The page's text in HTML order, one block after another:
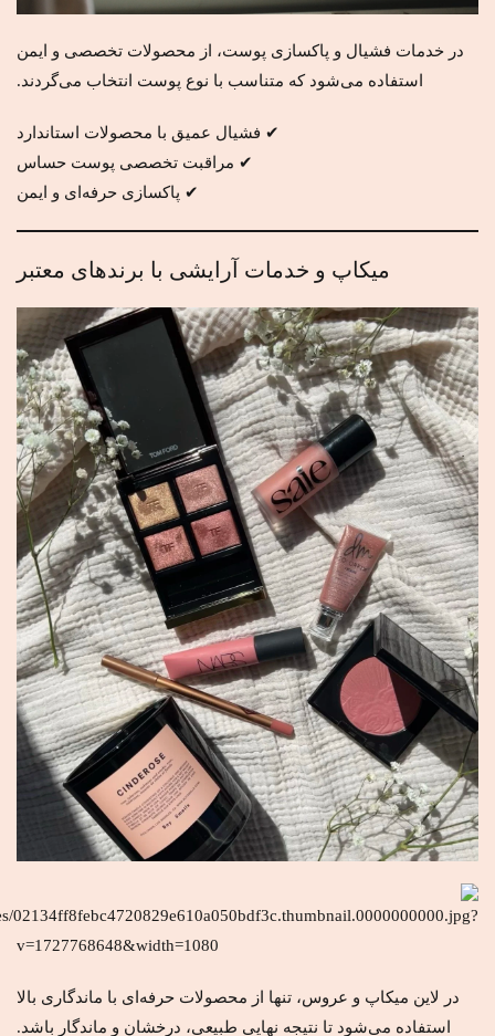
در خدمات فشیال و پاکسازی پوست، از محصولات تخصصی و ایمن
استفاده می‌شود که متناسب با نوع پوست انتخاب می‌گردند.
✔ فشیال عمیق با محصولات استاندارد
✔ مراقبت تخصصی پوست حساس
✔ پاکسازی حرفه‌ای و ایمن
میکاپ و خدمات آرایشی با برندهای معتبر
در لاین میکاپ و عروس، تنها از محصولات حرفه‌ای با ماندگاری بالا
استفاده می‌شود تا نتیجه نهایی طبیعی، درخشان و ماندگار باشد.